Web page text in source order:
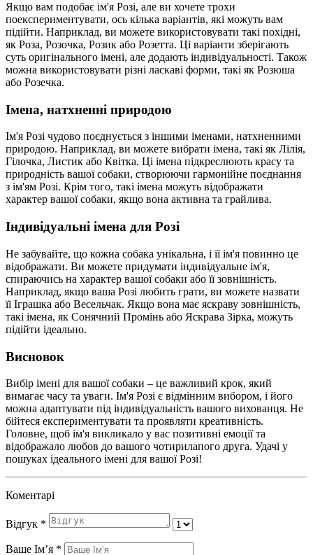
Якщо вам подобає ім'я Розі, але ви хочете трохи
поекспериментувати, ось кілька варіантів, які можуть вам
підійти. Наприклад, ви можете використовувати такі похідні,
як Роза, Розочка, Розик або Розетта. Ці варіанти зберігають
суть оригінального імені, але додають індивідуальності. Також
можна використовувати різні ласкаві форми, такі як Розюша
або Розечка.
Імена, натхненні природою
Ім'я Розі чудово поєднується з іншими іменами, натхненними
природою. Наприклад, ви можете вибрати імена, такі як Лілія,
Гілочка, Листик або Квітка. Ці імена підкреслюють красу та
природність вашої собаки, створюючи гармонійне поєднання
з ім'ям Розі. Крім того, такі імена можуть відображати
характер вашої собаки, якщо вона активна та грайлива.
Індивідуальні імена для Розі
Не забувайте, що кожна собака унікальна, і її ім'я повинно це
відображати. Ви можете придумати індивідуальне ім'я,
спираючись на характер вашої собаки або її зовнішність.
Наприклад, якщо ваша Розі любить грати, ви можете назвати
її Іграшка або Весельчак. Якщо вона має яскраву зовнішність,
такі імена, як Сонячний Промінь або Яскрава Зірка, можуть
підійти ідеально.
Висновок
Вибір імені для вашої собаки – це важливий крок, який
вимагає часу та уваги. Ім'я Розі є відмінним вибором, і його
можна адаптувати під індивідуальність вашого вихованця. Не
бійтеся експериментувати та проявляти креативність.
Головне, щоб ім'я викликало у вас позитивні емоції та
відображало любов до вашого чотирилапого друга. Удачі у
пошуках ідеального імені для вашої Розі!
Коментарі
Відгук *
Ваше Імʼя *